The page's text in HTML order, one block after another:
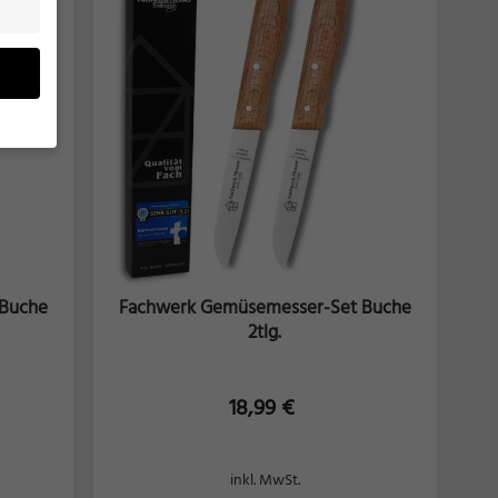
Fachwerk Gemüsemesser-Set Buche
2tlg.
18,99 €
inkl. MwSt.
zu
z.